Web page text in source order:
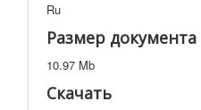
Ru
Размер документа
10.97 Mb
Скачать